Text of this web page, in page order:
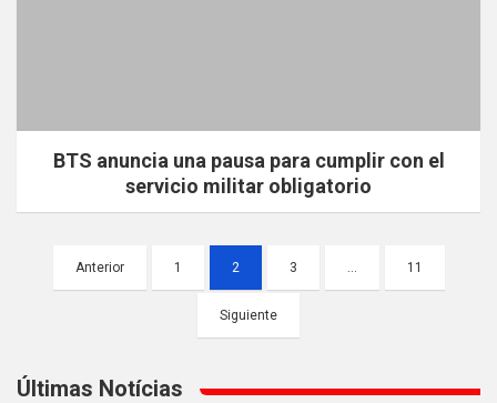
BTS anuncia una pausa para cumplir con el
servicio militar obligatorio
Paginación
Anterior 1 2 3 … 11
Siguiente
Últimas Notícias